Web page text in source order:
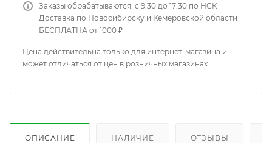
Заказы обрабатываются: с 9:30 до 17:30 по НСК
Доставка по Новосибирску и Кемеровской области
БЕСПЛАТНА от 1000 ₽
Цена действительна только для интернет-магазина и
может отличаться от цен в розничных магазинах
ОПИСАНИЕ НАЛИЧИЕ ОТЗЫВЫ